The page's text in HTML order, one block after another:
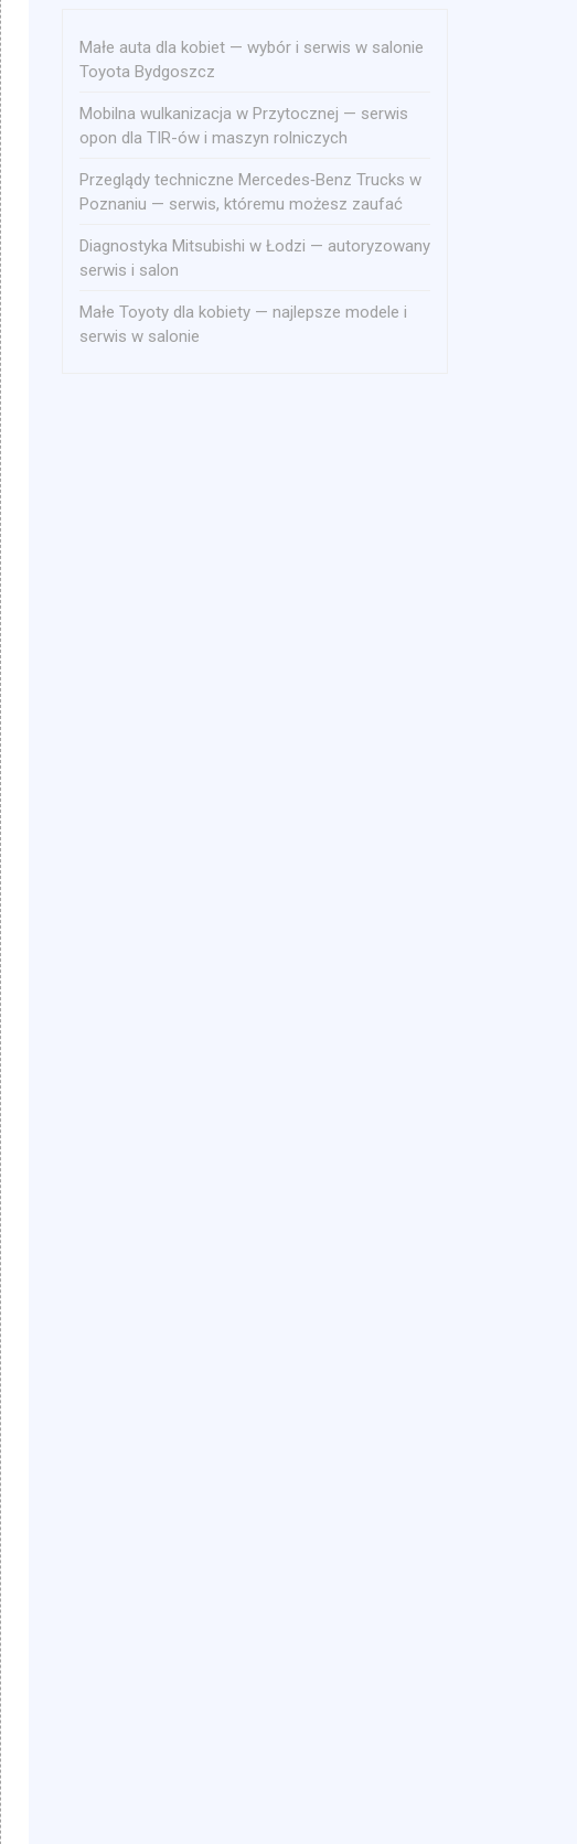
Małe auta dla kobiet — wybór i serwis w salonie
Toyota Bydgoszcz
Mobilna wulkanizacja w Przytocznej — serwis
opon dla TIR-ów i maszyn rolniczych
Przeglądy techniczne Mercedes‑Benz Trucks w
Poznaniu — serwis, któremu możesz zaufać
Diagnostyka Mitsubishi w Łodzi — autoryzowany
serwis i salon
Małe Toyoty dla kobiety — najlepsze modele i
serwis w salonie